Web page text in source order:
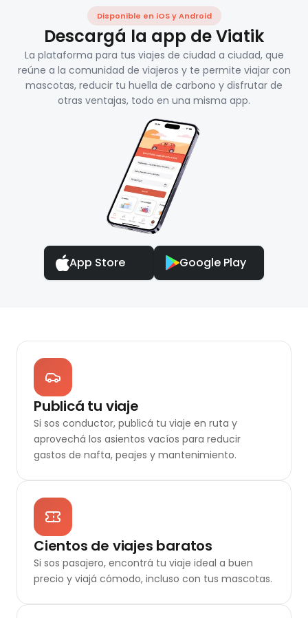
Disponible en iOS y Android
Descargá la app de Viatik
La plataforma para tus viajes de ciudad a ciudad, que
reúne a la comunidad de viajeros y te permite viajar con
mascotas, reducir tu huella de carbono y disfrutar de
otras ventajas, todo en una misma app.
App Store Google Play
Publicá tu viaje
Si sos conductor, publicá tu viaje en ruta y
aprovechá los asientos vacíos para reducir
gastos de nafta, peajes y mantenimiento.
Cientos de viajes baratos
Si sos pasajero, encontrá tu viaje ideal a buen
precio y viajá cómodo, incluso con tus mascotas.